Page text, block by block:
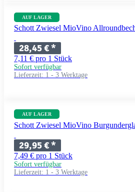
AUF LAGER
Schott Zwiesel MioVino
28,45 €*
7,11 € pro 1 Stück
Sofort verfügbar
Lieferzeit: 1 - 3 Werktage
AUF LAGER
Schott Zwiesel MioVino
29,95 €*
7,49 € pro 1 Stück
Sofort verfügbar
Lieferzeit: 1 - 3 Werktage